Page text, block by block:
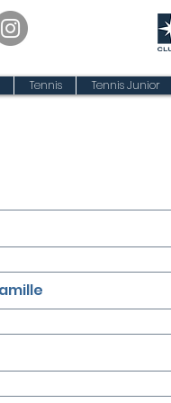
Tennis Tennis Junior